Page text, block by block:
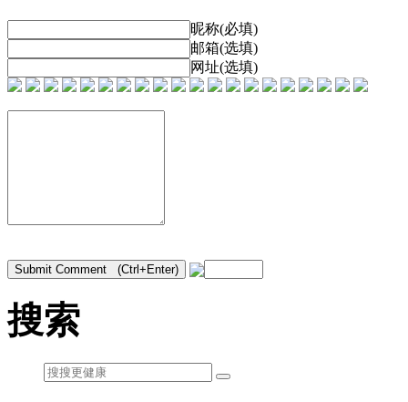
昵称(必填)
邮箱(选填)
网址(选填)
搜索